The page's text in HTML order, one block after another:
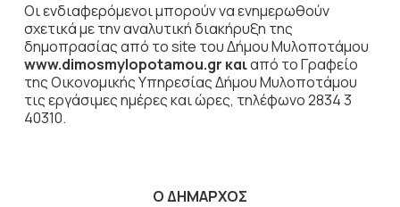
Οι ενδιαφερόμενοι μπορούν να ενημερωθούν
σχετικά με την αναλυτική διακήρυξη της
δημοπρασίας από το site του Δήμου Μυλοποτάμου
www.dimosmylopotamou.gr καιαπό το Γραφείο
της Οικονομικής Υπηρεσίας Δήμου Μυλοποτάμου
τις εργάσιμες ημέρες και ώρες, τηλέφωνο 2834 3
40310.
Ο ΔΗΜΑΡΧΟΣ